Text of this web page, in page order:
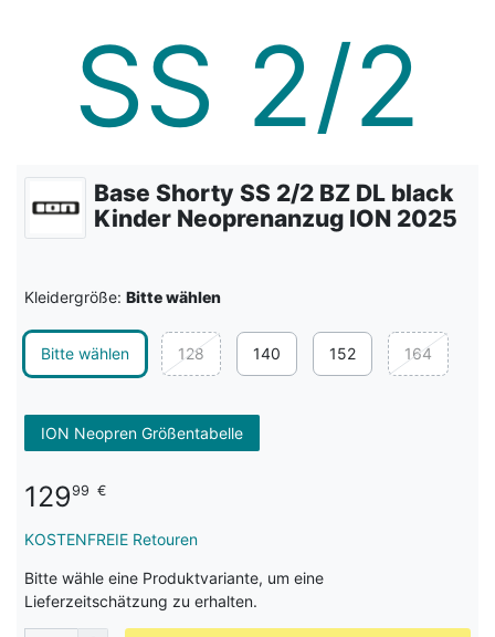
Base Shorty SS 2/2 BZ DL black
Kinder Neoprenanzug ION 2025
Kleidergröße: Bitte wählen
Bitte wählen 128 140 152 164
ION Neopren Größentabelle
12999 €
KOSTENFREIE Retouren
Bitte wähle eine Produktvariante, um eine
Lieferzeitschätzung zu erhalten.